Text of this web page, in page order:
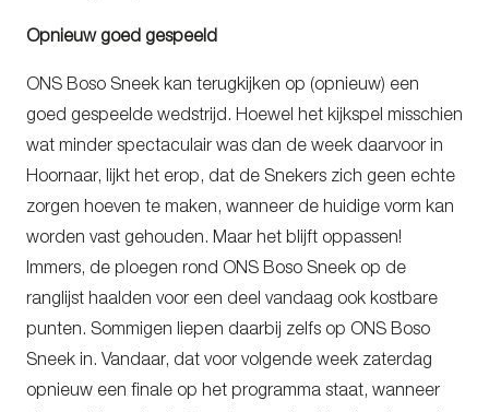
Opnieuw goed gespeeld
ONS Boso Sneek kan terugkijken op (opnieuw) een
goed gespeelde wedstrijd. Hoewel het kijkspel misschien
wat minder spectaculair was dan de week daarvoor in
Hoornaar, lijkt het erop, dat de Snekers zich geen echte
zorgen hoeven te maken, wanneer de huidige vorm kan
worden vast gehouden. Maar het blijft oppassen!
Immers, de ploegen rond ONS Boso Sneek op de
ranglijst haalden voor een deel vandaag ook kostbare
punten. Sommigen liepen daarbij zelfs op ONS Boso
Sneek in. Vandaar, dat voor volgende week zaterdag
opnieuw een finale op het programma staat, wanneer